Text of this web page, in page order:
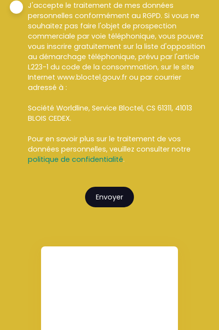
J'accepte le traitement de mes données
personnelles conformément au RGPD. Si vous ne
souhaitez pas faire l'objet de prospection
commerciale par voie téléphonique, vous pouvez
vous inscrire gratuitement sur la liste d'opposition
au démarchage téléphonique, prévu par l'article
L223-1 du code de la consommation, sur le site
Internet www.bloctel.gouv.fr ou par courrier
adressé à :
Société Worldline, Service Bloctel, CS 61311, 41013
BLOIS CEDEX.
Pour en savoir plus sur le traitement de vos
données personnelles, veuillez consulter notre
politique de confidentialité.
Envoyer